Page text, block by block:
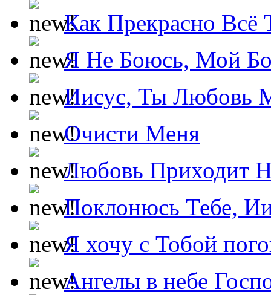
Как Прекрасно Всё
Я Не Боюсь, Мой
Иисус, Ты Любовь
Очисти Меня
Любовь Приходит
Поклонюсь Тебе,
Я хочу с Тобой
Ангелы в небе